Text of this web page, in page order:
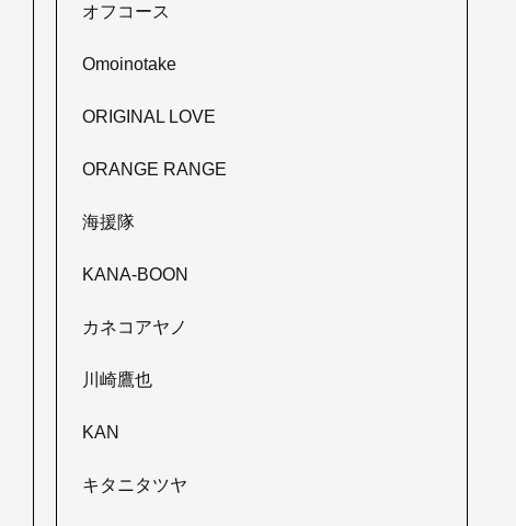
オフコース
Omoinotake
ORIGINAL LOVE
ORANGE RANGE
海援隊
KANA-BOON
カネコアヤノ
川崎鷹也
KAN
キタニタツヤ